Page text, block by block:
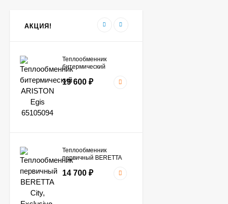
АКЦИЯ!
Теплообменник
битермический
ARISTON Egis
65105094
19 600 ₽
Теплообменник
первичный BERETTA
City, Exclusive, Mynute
R10023651 R20052572
14 700 ₽